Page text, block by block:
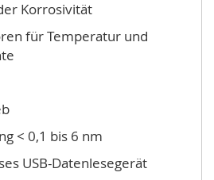
Korrosivität
für Temperatur und
< 0,1 bis 6 nm
USB-Datenlesegerät